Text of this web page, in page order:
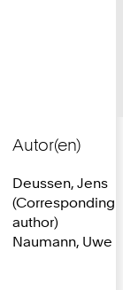
Autor(en)
Deussen, Jens
(Corresponding
author)
Naumann, Uwe